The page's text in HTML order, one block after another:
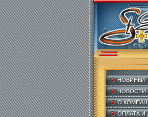
НОВИНКИ
НОВОСТИ
О
ОПЛАТА И